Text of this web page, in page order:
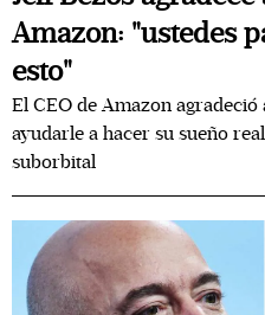
Amazon: "ustedes
esto"
El CEO de Amazon
ayudarle a hacer su sueño
suborbital